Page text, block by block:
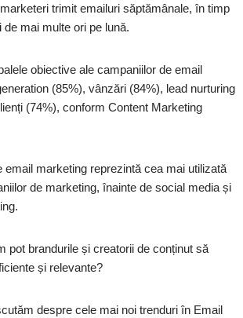
trimit emailuri săptămânale, în timp
mai multe ori pe lună.
obiective ale campaniilor de email
(85%), vânzări (84%), lead nurturing
(74%), conform Content Marketing
email marketing reprezintă cea mai utilizată
de marketing, înainte de social media și
pot brandurile și creatorii de conținut să
și relevante?
despre cele mai noi trenduri în Email